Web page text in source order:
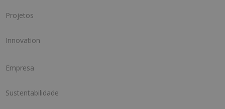
Projetos
Innovation
Empresa
Sustentabilidade